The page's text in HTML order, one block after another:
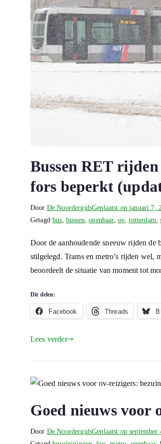
Bussen RET
fors beperkt
Door De NoordergidsGeplaatst opjanuari 7,
Getagdbus bussen ,openbaar, ov, rotterdam ,
Door de aanhoudende sneeuw rijden
stilgelegd. Trams en metro’s rijden wel,
beoordeelt de situatie van moment tot
Dit delen:
Facebook Threads
Lees verder
Goed nieuws voor
Door De NoordergidsGeplaatst opseptember